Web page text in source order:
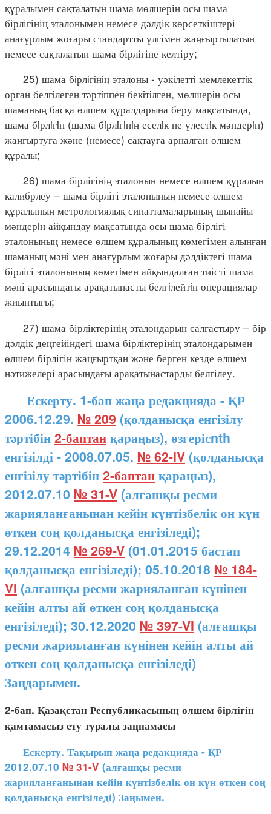
құралымен сақталатын шама мөлшерін осы шама
бірлігінің эталонымен немесе дәлдік көрсеткіштері
анағұрлым жоғары стандартты үлгімен жаңғыртылатын
немесе сақталатын шама бірлігіне келтіру;
25) шама бiрлiгiнiң эталоны - уәкiлеттi мемлекеттiк
орган белгiлеген тәртiппен бекiтiлген, мөлшерiн осы
шаманың басқа өлшем құралдарына беру мақсатында,
шама бiрлiгiн (шама бiрлiгiнiң еселiк не үлестiк мәндерiн)
жаңғыртуға және (немесе) сақтауға арналған өлшем
құралы;
26) шама бірлігінің эталонын немесе өлшем құралын
калибрлеу – шама бірлігі эталонының немесе өлшем
құралының метрологиялық сипаттамаларының шынайы
мәндерiн айқындау мақсатында осы шама бірлігі
эталонының немесе өлшем құралының көмегімен алынған
шаманың мәнi мен анағұрлым жоғары дәлдіктегі шама
бірлігі эталонының көмегiмен айқындалған тиісті шама
мәні арасындағы арақатынасты белгiлейтiн операциялар
жиынтығы;
27) шама бірліктерінің эталондарын салғастыру – бір
дәлдік деңгейіндегі шама бірліктерінің эталондарымен
өлшем бірлігін жаңғыртқан және берген кезде өлшем
нәтижелері арасындағы арақатынастарды белгілеу.
Ескерту. 1-бап жаңа редакцияда - ҚР
2006.12.29. № 209 (қолданысқа енгізілу
тәртібін2-баптанқараңыз), өзгерісnth
енгізілді - 2008.07.05. № 62-IV (қолданысқа
енгізілу тәртібін2-баптанқараңыз),
2012.07.10 № 31-V (алғашқы ресми
жарияланғанынан кейін күнтізбелік он күн
өткен соң қолданысқа енгізіледі);
29.12.2014 № 269-V (01.01.2015 бастап
қолданысқа енгізіледі); 05.10.2018 № 184-
VI (алғашқы ресми жарияланған күнінен
кейін алты ай өткен соң қолданысқа
енгізіледі); 30.12.2020 № 397-VI (алғашқы
ресми жарияланған күнінен кейін алты ай
өткен соң қолданысқа енгізіледі)
Заңдарымен.
2-бап. Қазақстан Республикасының өлшем бірлігін
қамтамасыз ету туралы заңнамасы
Ескерту. Тақырып жаңа редакцияда - ҚР
2012.07.10 № 31-V (алғашқы ресми
жарияланғанынан кейін күнтізбелік он күн өткен соң
қолданысқа енгізіледі) Заңымен.